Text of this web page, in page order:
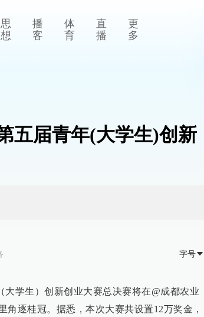
思
想
播
客
体
育
直
播
更
多
五届青年(大学生)创新
字号
大学生）创新创业大赛总决赛将在@成都农业
角逐桂冠。据悉，本次大赛共设置12万奖金，